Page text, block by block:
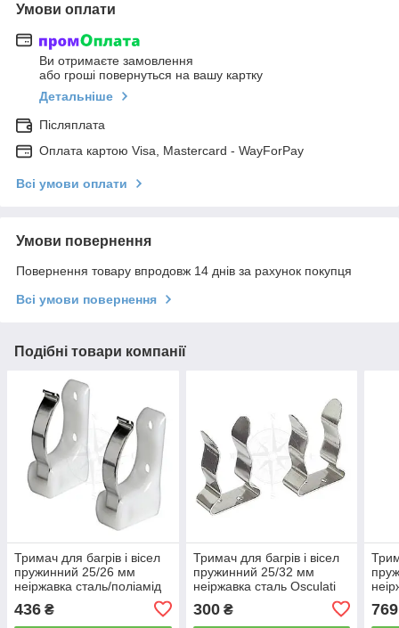
Умови оплати
Ви отримаєте замовлення
або гроші повернуться на вашу картку
Детальніше
Післяплата
Оплата картою Visa, Mastercard - WayForPay
Всі умови оплати
Умови повернення
Повернення товару впродовж 14 днів за рахунок покупця
Всі умови повернення
Подібні товари компанії
Тримач для багрів і вісел
пружинний 25/26 мм
неіржавка сталь/поліамід
436 ₴
Тримач для багрів і вісел
пружинний 25/32 мм
неіржавка сталь Osculati
300₴ 769